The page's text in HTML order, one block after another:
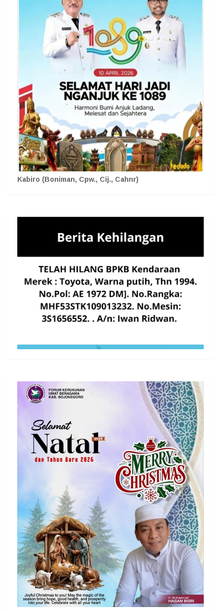
Kabiro (Boniman, Cpw., Cij., Cahnr)